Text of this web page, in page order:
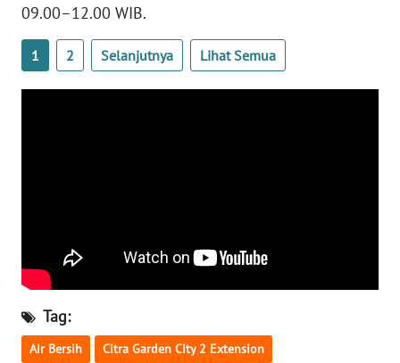
09.00–12.00 WIB.
1 2 Selanjutnya Lihat Semua
Tag:
Air Bersih Citra Garden City 2 Extension
NUSANTARA
WN
JOGJA
WN
KALBAR
WN
KALTENG